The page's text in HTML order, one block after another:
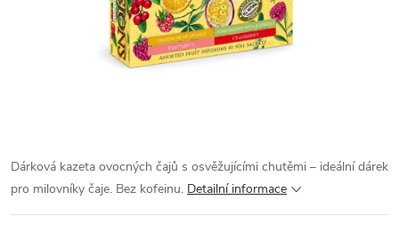
Dárková kazeta ovocných čajů s osvěžujícími chutěmi – ideální dárek
pro milovníky čaje. Bez kofeinu. Detailní informace